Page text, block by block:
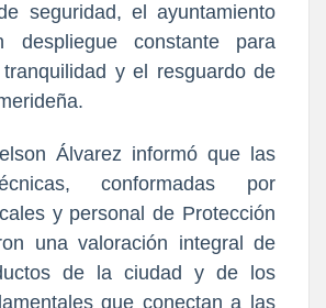
seguridad, el ayuntamiento
despliegue constante para
y el resguardo de
Álvarez informó que las
conformadas por
y personal de Protección
una valoración integral de
de la ciudad y de los
que conectan a las